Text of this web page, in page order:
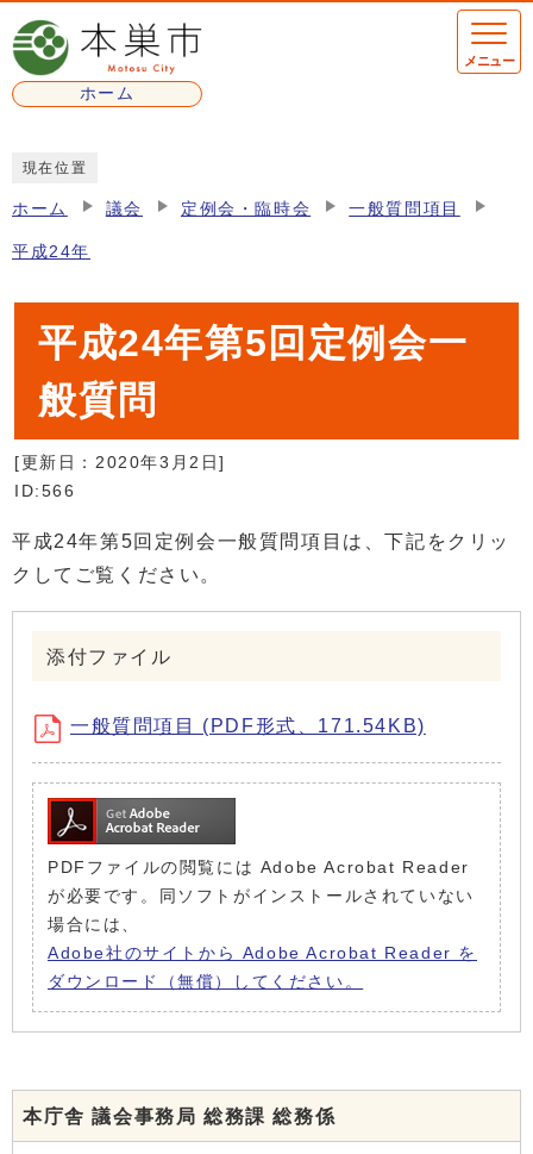
ページの先頭です
ホーム
メニュー
現在位置
ホーム 議会 定例会・臨時会 一般質問項目
平成24年
平成24年第5回定例会一
般質問
[更新日： 2020年3月2日]
ID:566
平成24年第5回定例会一般質問項目は、下記をクリッ
クしてご覧ください。
添付ファイル
一般質問項目 (PDF形式、171.54KB)
PDFファイルの閲覧には Adobe Acrobat Reader
が必要です。同ソフトがインストールされていない
場合には、
Adobe社のサイトから Adobe Acrobat Reader を
ダウンロード（無償）してください。
本庁舎 議会事務局 総務課 総務係